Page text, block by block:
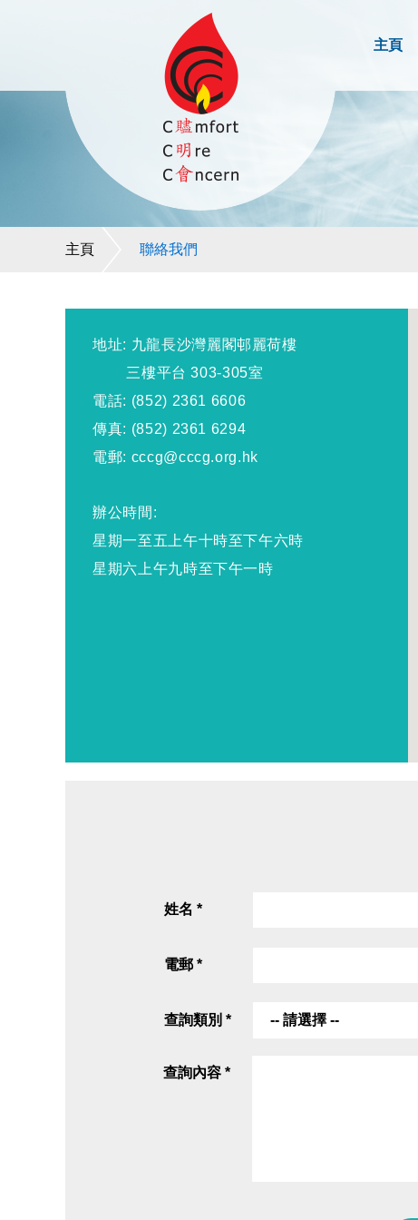
主頁
主頁 聯絡我們
地址: 九龍長沙灣麗閣邨 麗荷樓
三樓平台 303-305室
電話: (852) 2361 6606
傳真: (852) 2361 6294
電郵: cccg@cccg.org.hk
辦公時間:
星期一至五上午十時至下午六時
星期六上午九時至下午一時
姓名 *
電郵 *
查詢類別 * -- 請選擇 --
查詢內容 *